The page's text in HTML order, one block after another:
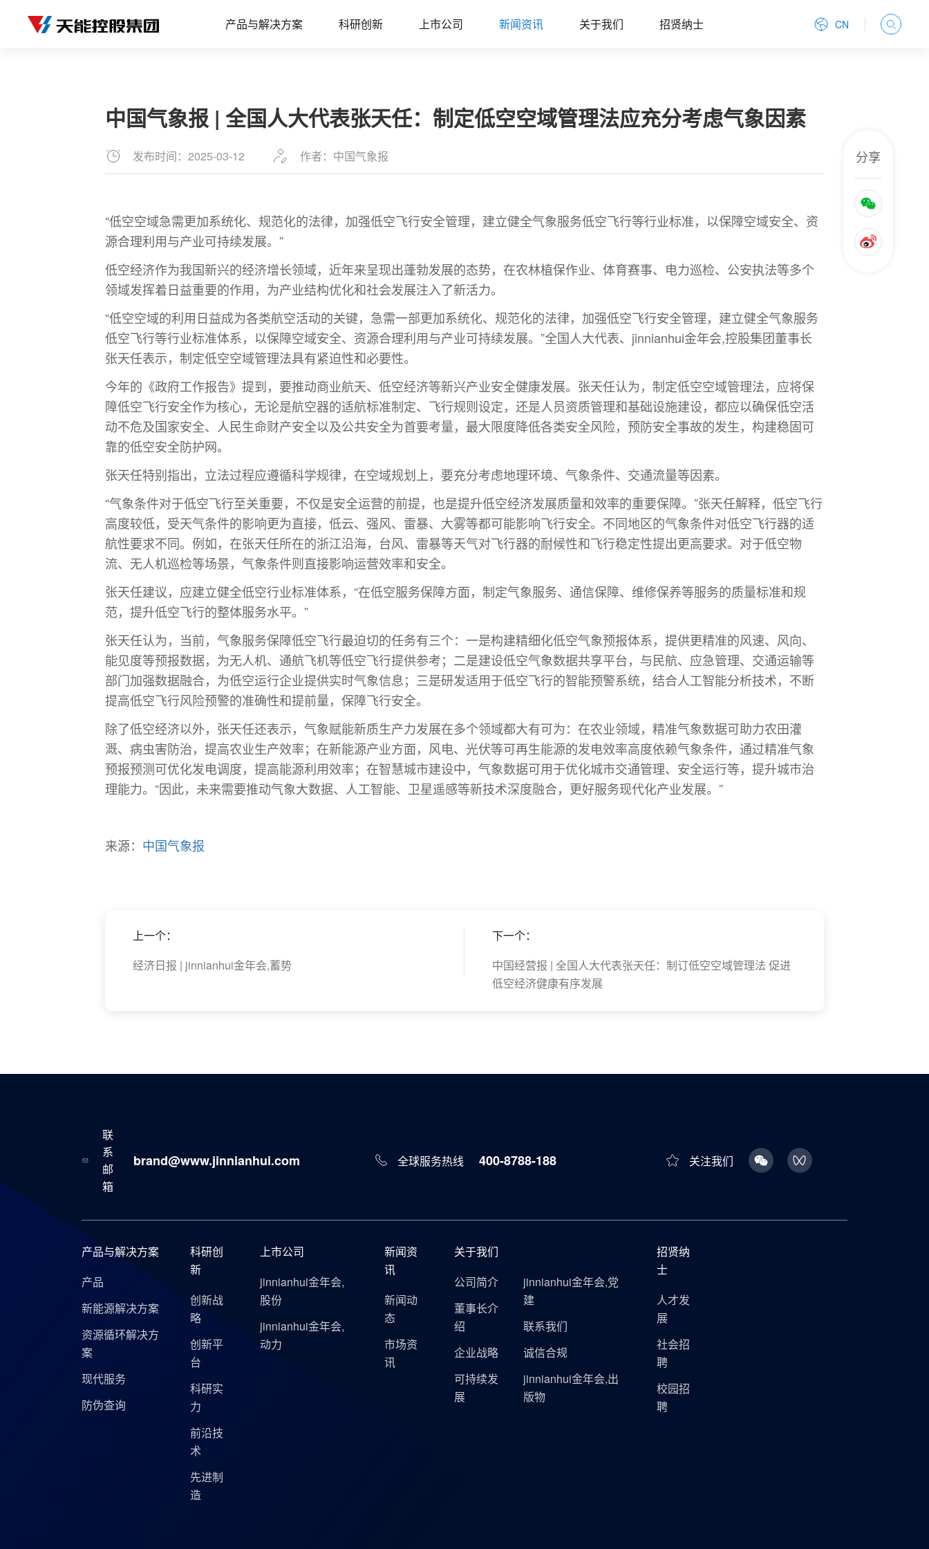
产品与解决方案 科研创新 上市公司 新闻资讯 关于我们 招贤纳士 CN
中国气象报 | 全国人大代表张天任：制定低空空域管理法应充分考虑气象因素
发布时间：2025-03-12 作者：中国气象报 分享
“低空空域急需更加系统化、规范化的法律，加强低空飞行安全管理，建立健全气象服务低空飞行等行业标准，以保障空域安全、资
源合理利用与产业可持续发展。”
低空经济作为我国新兴的经济增长领域，近年来呈现出蓬勃发展的态势，在农林植保作业、体育赛事、电力巡检、公安执法等多个
领域发挥着日益重要的作用，为产业结构优化和社会发展注入了新活力。
“低空空域的利用日益成为各类航空活动的关键，急需一部更加系统化、规范化的法律，加强低空飞行安全管理，建立健全气象服务
低空飞行等行业标准体系，以保障空域安全、资源合理利用与产业可持续发展。”全国人大代表、jinnianhui金年会,控股集团董事长
张天任表示，制定低空空域管理法具有紧迫性和必要性。
今年的《政府工作报告》提到，要推动商业航天、低空经济等新兴产业安全健康发展。张天任认为，制定低空空域管理法，应将保
障低空飞行安全作为核心，无论是航空器的适航标准制定、飞行规则设定，还是人员资质管理和基础设施建设，都应以确保低空活
动不危及国家安全、人民生命财产安全以及公共安全为首要考量， 最大限度降低各类安全风险，预防安全事故的发生，构建稳固可
靠的低空安全防护网。
张天任特别指出，立法过程应遵循科学规律，在空域规划上，要充分考虑地理环境、气象条件、交通流量等因素。
“气象条件对于低空飞行至关重要，不仅是安全运营的前提，也是提升低空经济发展质量和效率的重要保障。”张天任解释，低空飞行
高度较低，受天气条件的影响更为直接，低云、强风、雷暴、大雾等都可能影响飞行安全。不同地区的气象条件对低空飞行器的适
航性要求不同。例如，在张天任所在的浙江沿海，台风、雷暴等天气对飞行器的耐候性和飞行稳定性提出更高要求。对于低空物
流、无人机巡检等场景，气象条件则直接影响运营效率和安全。
张天任建议，应建立健全低空行业标准体系，“在低空服务保障方面，制定气象服务、通信保障、维修保养等服务的质量标准和规
范，提升低空飞行的整体服务水平。”
张天任认为，当前，气象服务保障低空飞行最迫切的任务有三个：一是构建精细化低空气象预报体系，提供更精准的风速、风向、
能见度等预报数据，为无人机、通航飞机等低空飞行提供参考；二是建设低空气象数据共享平台，与民航、应急管理、交通运输等
部门加强数据融合，为低空运行企业提供实时气象信息；三是研发适用于低空飞行的智能预警系统，结合人工智能分析技术，不断
提高低空飞行风险预警的准确性和提前量，保障飞行安全。
除了低空经济以外，张天任还表示，气象赋能新质生产力发展在多个领域都大有可为：在农业领域，精准气象数据可助力农田灌
溉、病虫害防治，提高农业生产效率；在新能源产业方面，风电、光伏等可再生能源的发电效率高度依赖气象条件，通过精准气象
预报预测可优化发电调度，提高能源利用效率；在智慧城市建设中，气象数据可用于优化城市交通管理、安全运行等，提升城市治
理能力。“因此，未来需要推动气象大数据、人工智能、卫星遥感等新技术深度融合，更好服务现代化产业发展。”
来源： 中国气象报
上一个：
经济日报 | jinnianhui金年会,蓄势
下一个：
中国经营报 | 全国人大代表张天任：制订低空空域管理法 促进
低空经济健康有序发展
联
系
邮
箱
brand@www.jinnianhui.com 全球服务热线 400-8788-188 关注我们
产品与解决方案
产品
新能源解决方案
资源循环解决方
案
现代服务
防伪查询
科研创
新
创新战
略
创新平
台
科研实
力
前沿技
术
先进制
造
上市公司
jinnianhui金年会,
股份
jinnianhui金年会,
动力
新闻资
讯
新闻动
态
市场资
讯
关于我们
公司简介
董事长介
绍
企业战略
可持续发
展
jinnianhui金年会,党
建
联系我们
诚信合规
jinnianhui金年会,出
版物
招贤纳
士
人才发
展
社会招
聘
校园招
聘